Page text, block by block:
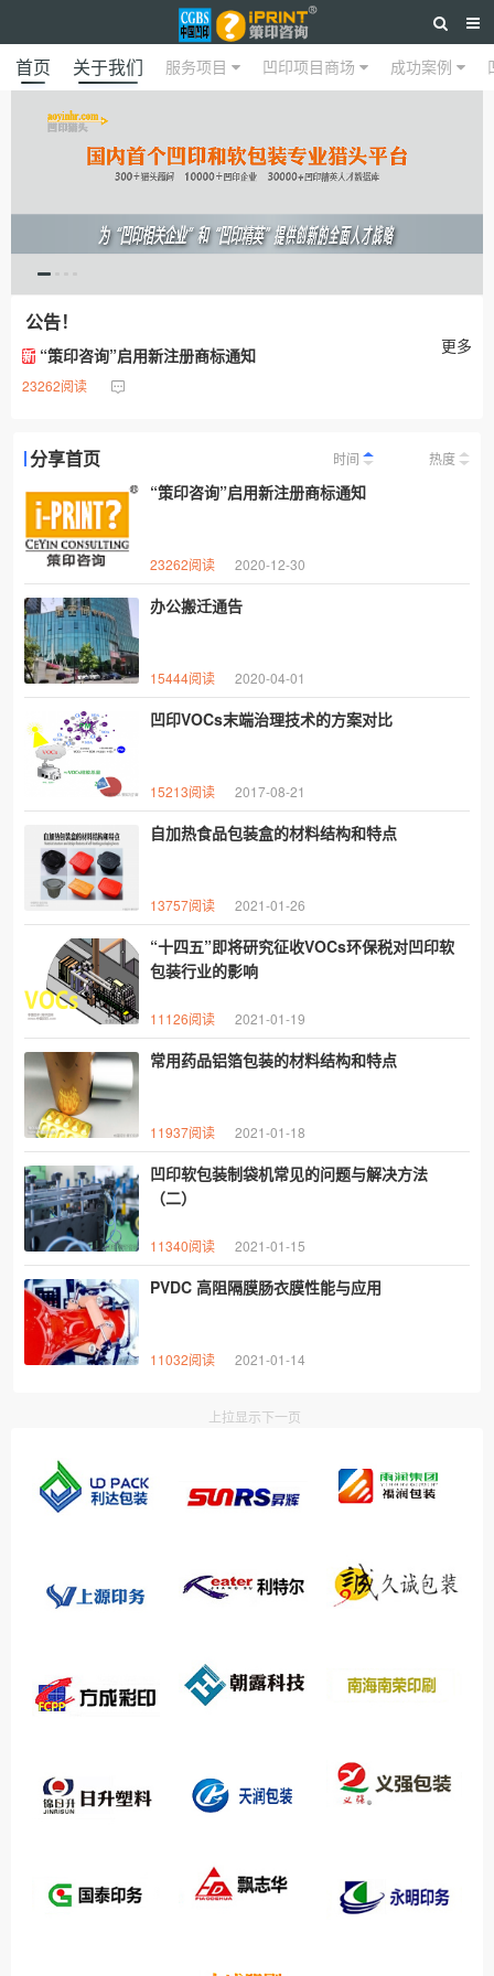
首页 关于我们 服务项目 凹印项目商场 成功案例
公告！
更多
新 “策印咨询”启用新注册商标通知
23262阅读
分享首页 时间 热度
“策印咨询”启用新注册商标通知
23262阅读 2020-12-30
办公搬迁通告
15444阅读 2020-04-01
凹印VOCs末端治理技术的方案对比
15213阅读 2017-08-21
自加热食品包装盒的材料结构和特点
13757阅读 2021-01-26
“十四五”即将研究征收VOCs环保税对凹印软
包装行业的影响
11126阅读 2021-01-19
常用药品铝箔​包装的材料结构和特点
11937阅读 2021-01-18
凹印软包装制袋机常见的问题与解决方法
（二）
11340阅读 2021-01-15
PVDC 高阻隔膜肠衣膜性能与应用
11032阅读 2021-01-14
上拉显示下一页